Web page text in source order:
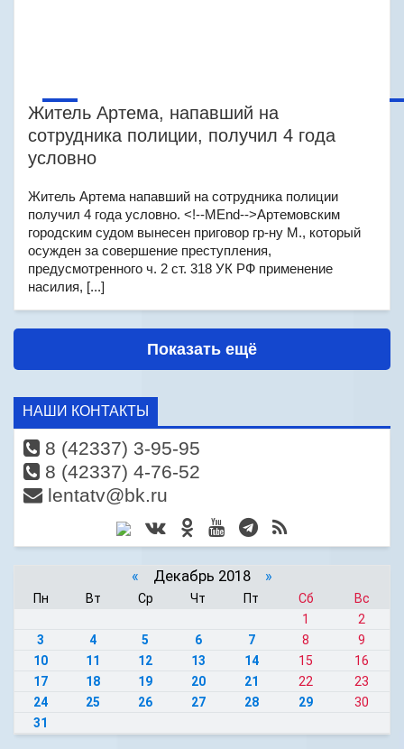
Житель Артема, напавший на
сотрудника полиции, получил 4 года
условно
Житель Артема напавший на сотрудника полиции
получил 4 года условно. <!--MEnd-->Артемовским
городским судом вынесен приговор гр-ну М., который
осужден за совершение преступления,
предусмотренного ч. 2 ст. 318 УК РФ применение
насилия, [...]
Показать ещё
НАШИ КОНТАКТЫ
8 (42337) 3-95-95
8 (42337) 4-76-52
lentatv@bk.ru
« Декабрь 2018 »
Пн Вт Ср Чт Пт Сб
Вс
1
2
3
4 5 6 7 8
9
10
11 12 13 14 15
16
17
18 19 20 21 22
23
24
25 26 27 28 29
30
31